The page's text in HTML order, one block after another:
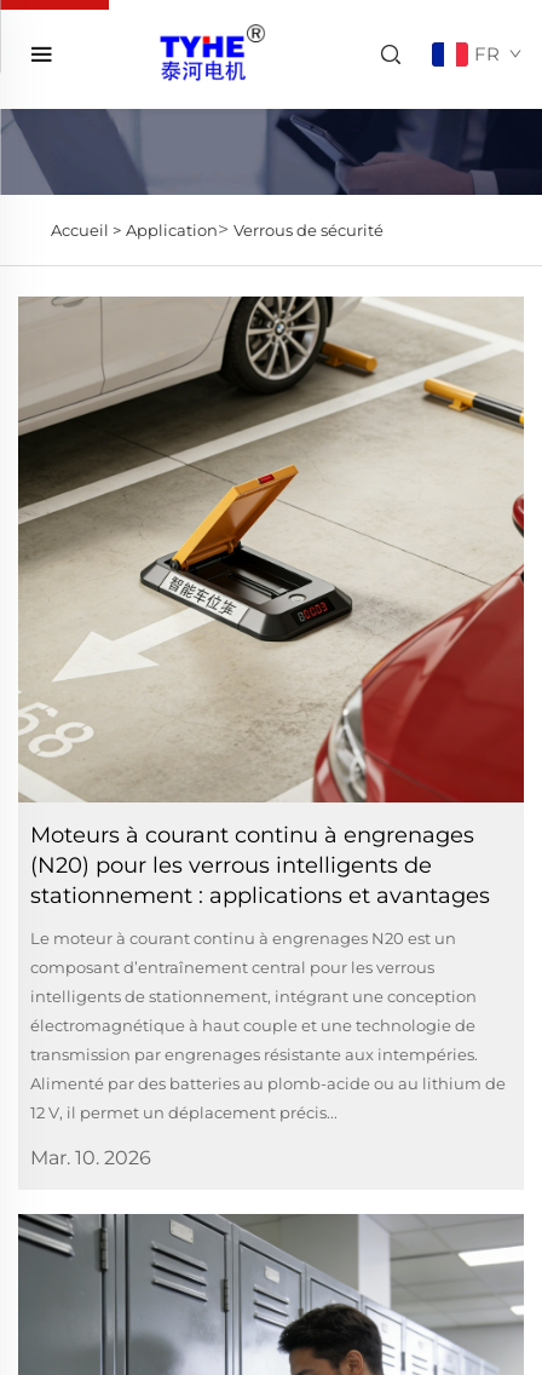
FR
Accueil > Application> Verrous de sécurité
Moteurs à courant continu à engrenages
(N20) pour les verrous intelligents de
stationnement : applications et avantages
Le moteur à courant continu à engrenages N20 est un
composant d’entraînement central pour les verrous
intelligents de stationnement, intégrant une conception
électromagnétique à haut couple et une technologie de
transmission par engrenages résistante aux intempéries.
Alimenté par des batteries au plomb-acide ou au lithium de
12 V, il permet un déplacement précis...
Mar. 10. 2026